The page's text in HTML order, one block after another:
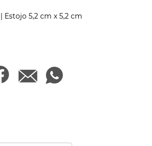
Estojo 5,2 cm x 5,2 cm